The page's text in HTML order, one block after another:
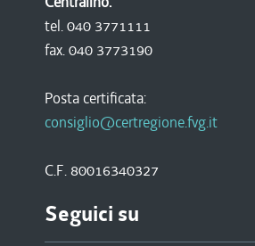
tel. 040 3771111
fax. 040 3773190
Posta certificata:
consiglio@certregione.fvg.it
C.F. 80016340327
Seguici su